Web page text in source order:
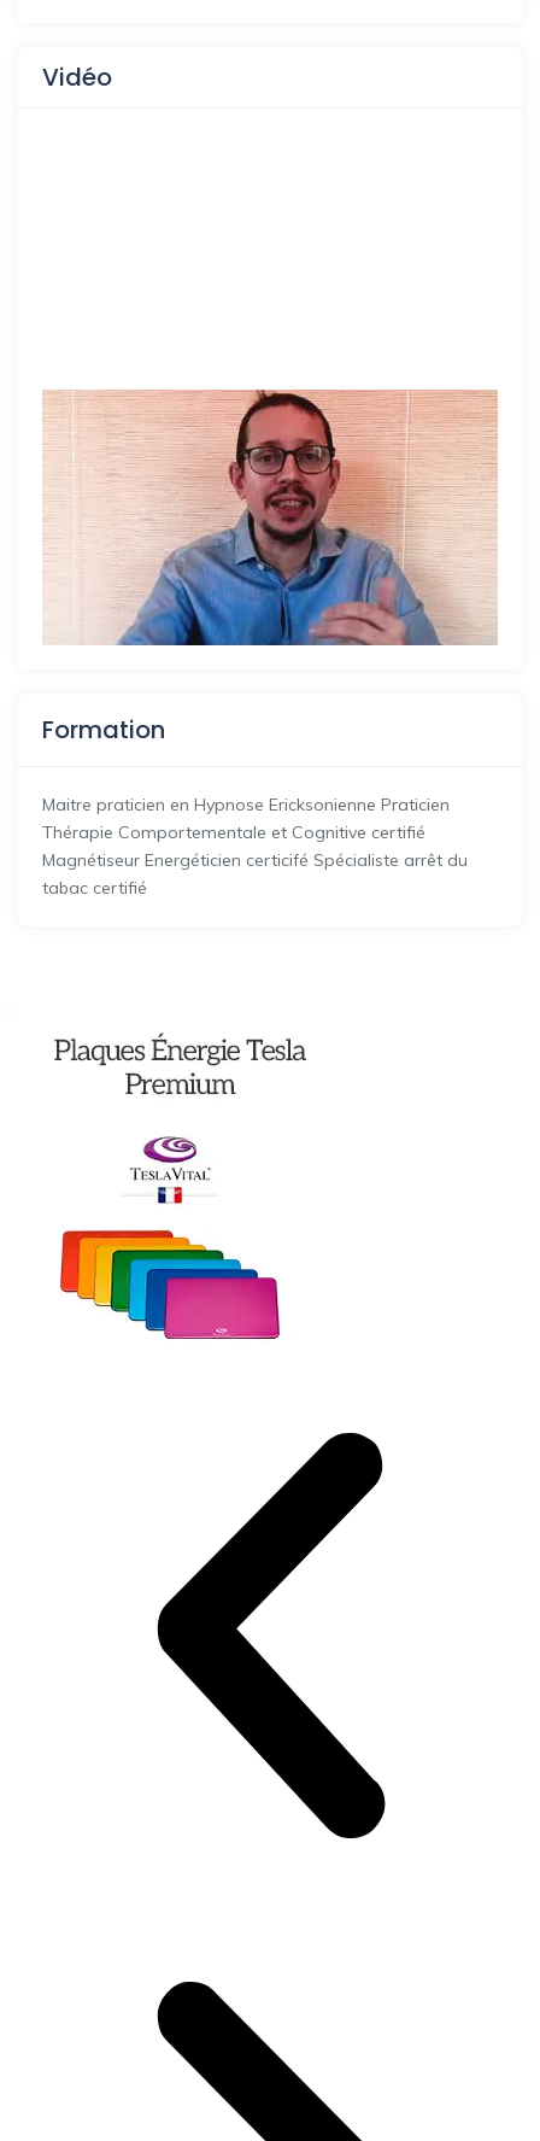
Vidéo
Formation
Maitre praticien en Hypnose Ericksonienne Praticien
Thérapie Comportementale et Cognitive certifié
Magnétiseur Energéticien certicifé Spécialiste arrêt du
tabac certifié